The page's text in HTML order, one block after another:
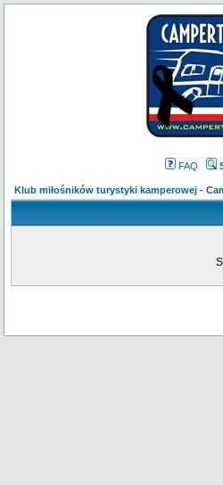
FAQ
Klub miłośników turystyki kamperowej -